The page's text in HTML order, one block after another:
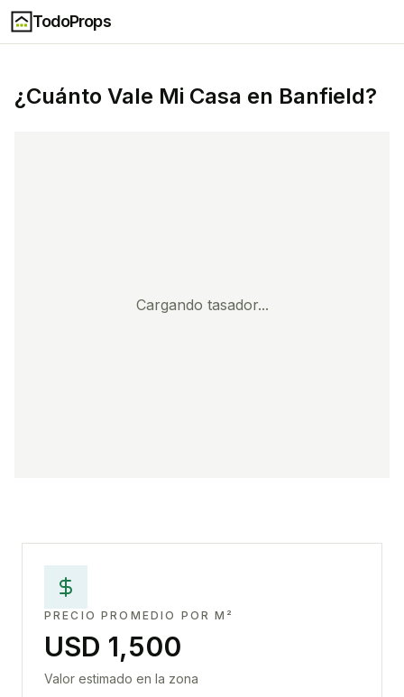
TodoProps
¿Cuánto Vale Mi Casa en Banfield?
Cargando tasador...
PRECIO PROMEDIO POR M²
USD 1,500
Valor estimado en la zona